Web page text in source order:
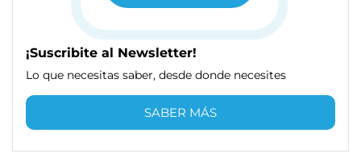
¡Suscribite al Newsletter!
Lo que necesitas saber, desde donde necesites
SABER MÁS